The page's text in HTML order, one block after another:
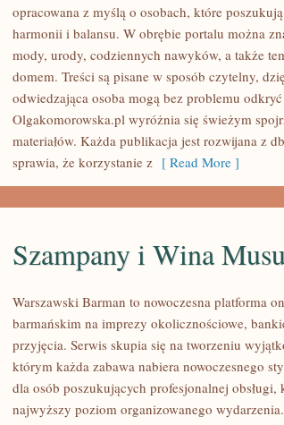
SPORT
AKTYWNOŚĆ
opracowana z myślą o osobach, które
harmonii i balansu. W obrębie portalu można
mody, urody, codziennych nawyków, a także
domem. Treści są pisane w sposób czytelny,
odwiedzająca osoba mogą bez problemu
Olgakomorowska.pl wyróżnia się świeżym
materiałów. Każda publikacja jest rozwijana z
sprawia, że korzystanie z [ Read More ]
SZAMPANY
Szampany i Wina
Warszawski Barman to nowoczesna platforma
barmańskim na imprezy okolicznościowe,
przyjęcia. Serwis skupia się na tworzeniu
którym każda zabawa nabiera nowoczesnego
dla osób poszukujących profesjonalnej obsługi,
najwyższy poziom organizowanego